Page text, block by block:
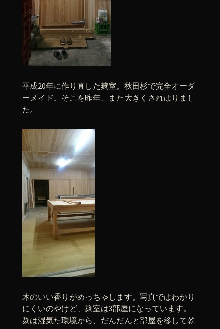
平成20年に作り直した麹室。秋田杉で完全オーダ
ーメイド。そこを昨年、また大きくされはりまし
た。
木のいい香りがめっちゃします。写真ではわかり
にくいのやけど、麹室は3部屋になっています。
麹は湿気た環境から、だんだんと部屋を移して乾